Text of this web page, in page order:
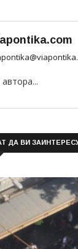
ДА ВИ